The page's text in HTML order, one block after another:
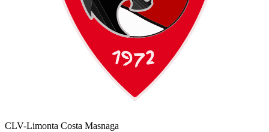
CLV-Limonta Costa Masnaga